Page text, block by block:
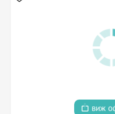
виж